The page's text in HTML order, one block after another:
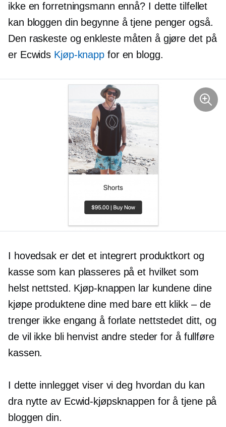
ikke en forretningsmann ennå? I dette tilfellet
kan bloggen din begynne å tjene penger også.
Den raskeste og enkleste måten å gjøre det på
er Ecwids Kjøp-knapp for en blogg.
I hovedsak er det et integrert produktkort og
kasse som kan plasseres på et hvilket som
helst nettsted. Kjøp-knappen lar kundene dine
kjøpe produktene dine med bare ett klikk – de
trenger ikke engang å forlate nettstedet ditt, og
de vil ikke bli henvist andre steder for å fullføre
kassen.
I dette innlegget viser vi deg hvordan du kan
dra nytte av Ecwid-kjøpsknappen for å tjene på
bloggen din.